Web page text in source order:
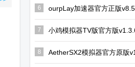
6 ourpLay加速器官方正版
7 小鸡模拟器TV版官方版
8
AetherSX2模拟器官方原版
版